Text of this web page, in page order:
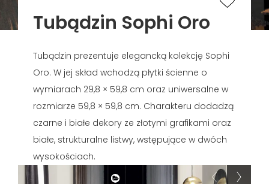
Tubądzin Sophi Oro
Tubądzin prezentuje elegancką kolekcję Sophi
Oro. W jej skład wchodzą płytki ścienne o
wymiarach 29,8 × 59,8 cm oraz uniwersalne w
rozmiarze 59,8 × 59,8 cm. Charakteru dodadzą
czarne i białe dekory ze złotymi grafikami oraz
białe, strukturalne listwy, wstępujące w dwóch
wysokościach.